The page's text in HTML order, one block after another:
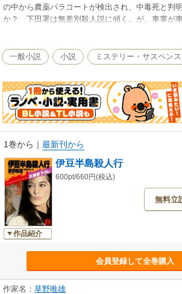
の中から農薬パラコートが検出され、中毒死と
か？ 下田署は無差別殺人説に傾く。が、車掌が
一般小説 小説 ミステリー・サスペンス
1巻から ｜ 最新刊から
作品紹介
伊豆半島殺人行
600pt/660円(税込)
無料立
会員登録して全巻購入
作家名： 草野唯雄